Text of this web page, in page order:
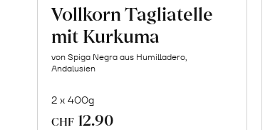
Vollkorn Tagliatelle
mit Kurkuma
von Spiga Negra aus Humilladero,
Andalusien
2 x 400g
CHF 12.90